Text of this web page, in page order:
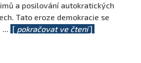
a posilování autokratických
Tato eroze demokracie se
... [ pokračovat ve čtení]